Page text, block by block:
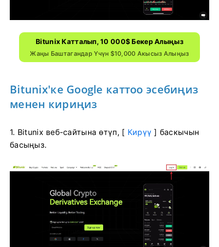
Bitunix Катталып, 10 000$ Бекер Алыңыз
Жаңы Баштагандар Үчүн $10,000 Акысыз Алыңыз
Bitunix'ке Google каттоо эсебиңиз
менен кириңиз
1. Bitunix веб-сайтына өтүп, [ Кирүү ] баскычын
басыңыз.